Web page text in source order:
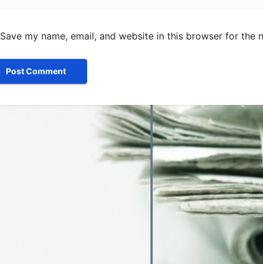
Save my name, email, and website in this browser for the